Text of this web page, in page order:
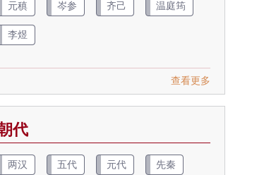
元稹 岑参 齐己 温庭筠
李煜
查看更多
代
两汉 五代 元代 先秦